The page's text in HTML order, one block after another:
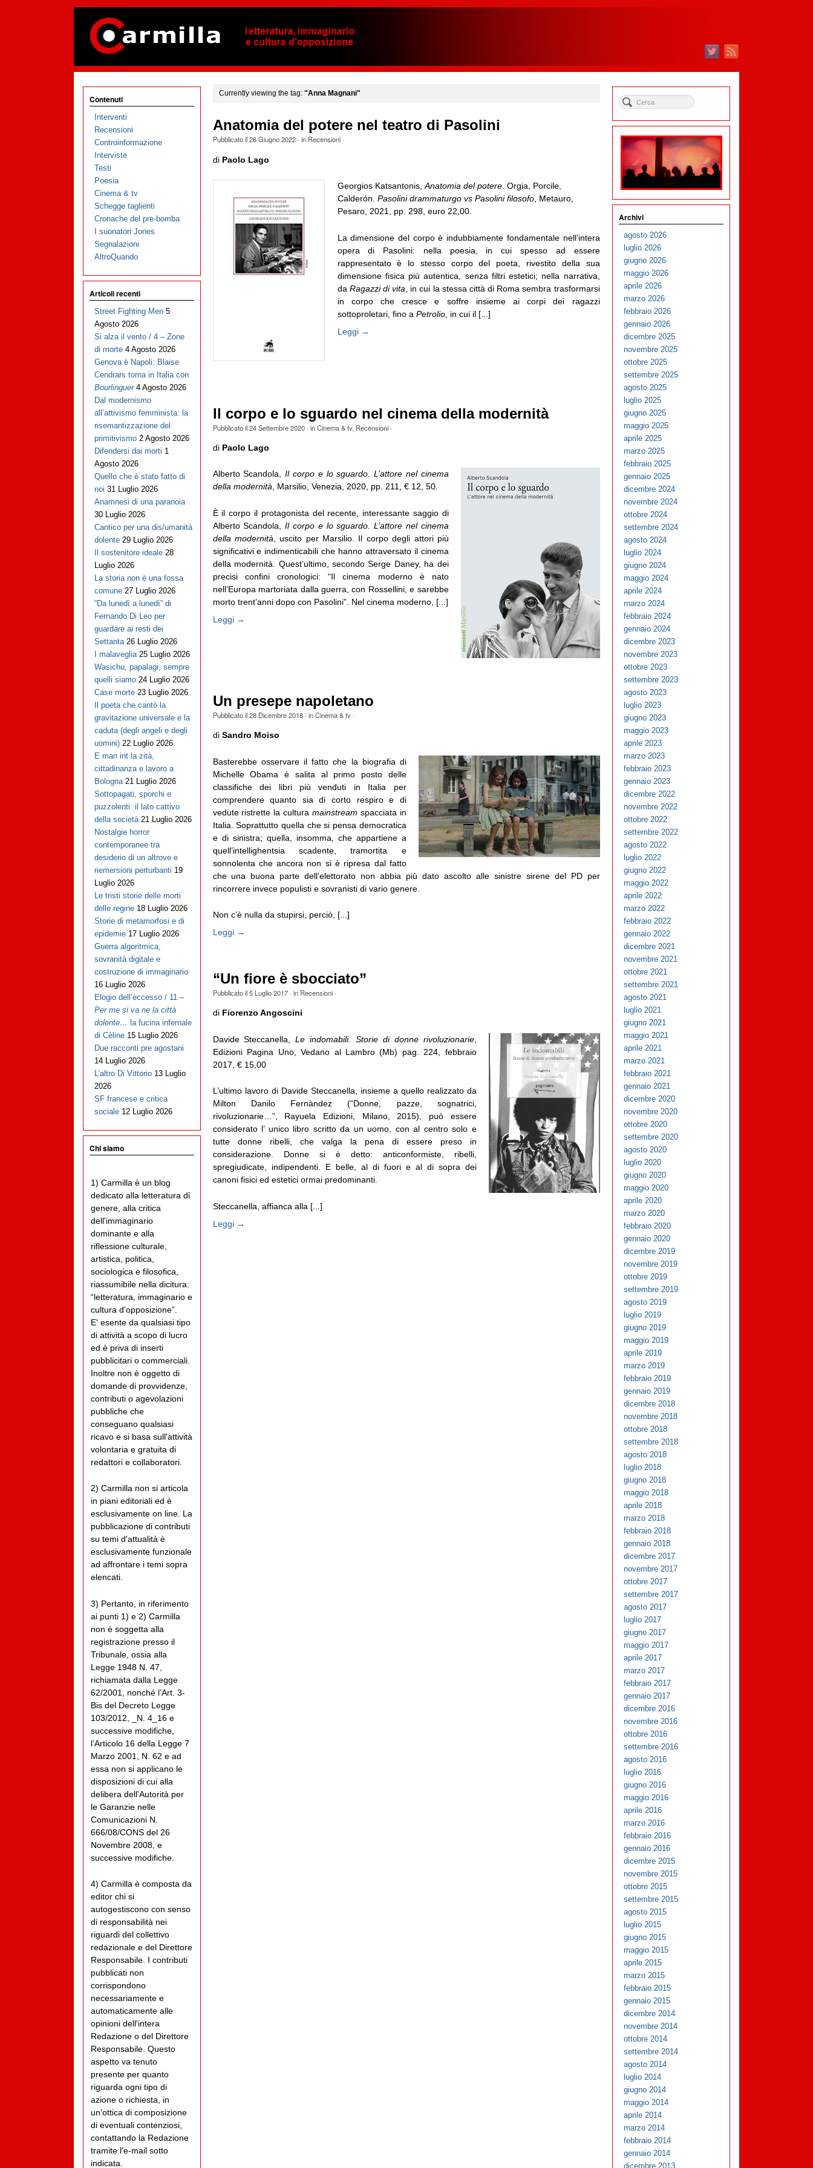
Currently viewing the tag: "Anna Magnani"
Anatomia del potere nel teatro di Pasolini
Pubblicato il26 Giugno 2022· in Recensioni·
di Paolo Lago
Georgios Katsantonis, Anatomia del potere. Orgia, Porcile,
Calderón. Pasolini drammaturgo vs Pasolini filosofo, Metauro,
Pesaro, 2021, pp. 298, euro 22,00.
La dimensione del corpo è indubbiamente fondamentale nell’intera
opera di Pasolini: nella poesia, in cui spesso ad essere
rappresentato è lo stesso corpo del poeta, rivestito della sua
dimensione fisica più autentica, senza filtri estetici; nella narrativa,
da Ragazzi di vita , in cui la stessa città di Roma sembra trasformarsi
in corpo che cresce e soffre insieme ai corpi dei ragazzi
sottoproletari, fino a Petrolio, in cui il [...]
Leggi →
Il corpo e lo sguardo nel cinema della modernità
Pubblicato il24 Settembre 2020· inCinema & tv, Recensioni·
di Paolo Lago
Alberto Scandola, Il corpo e lo sguardo. L’attore nel cinema
della modernità, Marsilio, Venezia, 2020, pp. 211, € 12, 50.
È il corpo il protagonista del recente, interessante saggio di
Alberto Scandola,Il corpo e lo sguardo. L’attore nel cinema
della modernità , uscito per Marsilio. Il corpo degli attori più
significativi e indimenticabili che hanno attraversato il cinema
della modernità. Quest’ultimo, secondo Serge Daney, ha dei
precisi confini cronologici: “Il cinema moderno è nato
nell’Europa martoriata dalla guerra, con Rossellini, e sarebbe
morto trent’anni dopo con Pasolini”. Nel cinema moderno, [...]
Leggi →
Un presepe napoletano
Pubblicato il28 Dicembre 2018· inCinema & tv·
di Sandro Moiso
Basterebbe osservare il fatto che la biografia di
Michelle Obama è salita al primo posto delle
classifiche dei libri più venduti in Italia per
comprendere quanto sia di corto respiro e di
vedute ristrette la culturamainstream spacciata in
Italia. Soprattutto quella che si pensa democratica
e di sinistra; quella, insomma, che appartiene a
quell’intellighentsia scadente, tramortita e
sonnolenta che ancora non si è ripresa dal fatto
che una buona parte dell’elettorato non abbia più dato ascolto alle sinistre sirene del PD per
rincorrere invece populisti e sovranisti di vario genere.
Non c’è nulla da stupirsi, perciò, [...]
Leggi →
“Un fiore è sbocciato”
Pubblicato il5 Luglio 2017· in Recensioni·
di Fiorenzo Angoscini
Davide Steccanella,Le indomabili. Storie di donne rivoluzionarie,
Edizioni Pagina Uno, Vedano al Lambro (Mb) pag. 224, febbraio
2017, € 15,00
L’ultimo lavoro di Davide Steccanella, insieme a quello realizzato da
Milton Danilo Fernàndez (“Donne, pazze, sognatrici,
rivoluzionarie…”, Rayuela Edizioni, Milano, 2015), può essere
considerato l’ unico libro scritto da un uomo, con al centro solo e
tutte donne ribelli, che valga la pena di essere preso in
considerazione. Donne si è detto: anticonformiste, ribelli,
spregiudicate, indipendenti. E belle, al di fuori e al di sopra dei
canoni fisici ed estetici ormai predominanti.
Steccanella, affianca alla [...]
Leggi →
Contenuti
Interventi
Recensioni
Controinformazione
Interviste
Testi
Poesia
Cinema & tv
Schegge taglienti
Cronache del pre-bomba
I suonatori Jones
Segnalazioni
AltroQuando
Articoli recenti
Street Fighting Men 5
Agosto 2026
Si alza il vento / 4 – Zone
di morte 4 Agosto 2026
Genova è Napoli: Blaise
Cendrars torna in Italia con
Bourlinguer 4 Agosto 2026
Dal modernismo
all’attivismo femminista: la
risemantizzazione del
primitivismo 2 Agosto 2026
Difendersi dai morti 1
Agosto 2026
Quello che è stato fatto di
noi 31 Luglio 2026
Anamnesi di una paranoia
30 Luglio 2026
Cantico per una dis/umanità
dolente 29 Luglio 2026
Il sostenitore ideale 28
Luglio 2026
La storia non è una fossa
comune 27 Luglio 2026
“Da lunedì a lunedì” di
Fernando Di Leo per
guardare ai resti dei
Settanta 26 Luglio 2026
I malaveglia 25 Luglio 2026
Wasichu, papalagi, sempre
quelli siamo 24 Luglio 2026
Case morte 23 Luglio 2026
Il poeta che cantò la
gravitazione universale e la
caduta (degli angeli e degli
uomini) 22 Luglio 2026
E man int la zità,
cittadinanza e lavoro a
Bologna 21 Luglio 2026
Sottopagati, sporchi e
puzzolenti: il lato cattivo
della società 21 Luglio 2026
Nostalgie horror
contemporanee tra
desiderio di un altrove e
riemersioni perturbanti 19
Luglio 2026
Le tristi storie delle morti
delle regine 18 Luglio 2026
Storie di metamorfosi e di
epidemie 17 Luglio 2026
Guerra algoritmica,
sovranità digitale e
costruzione di immaginario
16 Luglio 2026
Elogio dell’eccesso / 11 –
Per me si va ne la città
dolente… la fucina infernale
di Cèline 15 Luglio 2026
Due racconti pre agostani
14 Luglio 2026
L’altro Di Vittorio 13 Luglio
2026
SF francese e critica
sociale 12 Luglio 2026
Chi siamo
1) Carmilla è un blog
dedicato alla letteratura di
genere, alla critica
dell'immaginario
dominante e alla
riflessione culturale,
artistica, politica,
sociologica e filosofica,
riassumibile nella dicitura:
“letteratura, immaginario e
cultura d'opposizione”.
E' esente da qualsiasi tipo
di attività a scopo di lucro
ed è priva di inserti
pubblicitari o commerciali.
Inoltre non è oggetto di
domande di provvidenze,
contributi o agevolazioni
pubbliche che
conseguano qualsiasi
ricavo e si basa sull'attività
volontaria e gratuita di
redattori e collaboratori.
2) Carmilla non si articola
in piani editoriali ed è
esclusivamente on line. La
pubblicazione di contributi
su temi d'attualità è
esclusivamente funzionale
ad affrontare i temi sopra
elencati.
3) Pertanto, in riferimento
ai punti 1) e 2) Carmilla
non è soggetta alla
registrazione presso il
Tribunale, ossia alla
Legge 1948 N. 47,
richiamata dalla Legge
62/2001, nonché l’Art. 3-
Bis del Decreto Legge
103/2012, _N. 4_16 e
successive modifiche,
l’Articolo 16 della Legge 7
Marzo 2001, N. 62 e ad
essa non si applicano le
disposizioni di cui alla
delibera dell'Autorità per
le Garanzie nelle
Comunicazioni N.
666/08/CONS del 26
Novembre 2008, e
successive modifiche.
4) Carmilla è composta da
editor chi si
autogestiscono con senso
di responsabilità nei
riguardi del collettivo
redazionale e del Direttore
Responsabile. I contributi
pubblicati non
corrispondono
necessariamente e
automaticamente alle
opinioni dell'intera
Redazione o del Direttore
Responsabile. Questo
aspetto va tenuto
presente per quanto
riguarda ogni tipo di
azione o richiesta, in
un'ottica di composizione
di eventuali contenziosi,
contattando la Redazione
tramite l'e-mail sotto
indicata.
Archivi
agosto 2026
luglio 2026
giugno 2026
maggio 2026
aprile 2026
marzo 2026
febbraio 2026
gennaio 2026
dicembre 2025
novembre 2025
ottobre 2025
settembre 2025
agosto 2025
luglio 2025
giugno 2025
maggio 2025
aprile 2025
marzo 2025
febbraio 2025
gennaio 2025
dicembre 2024
novembre 2024
ottobre 2024
settembre 2024
agosto 2024
luglio 2024
giugno 2024
maggio 2024
aprile 2024
marzo 2024
febbraio 2024
gennaio 2024
dicembre 2023
novembre 2023
ottobre 2023
settembre 2023
agosto 2023
luglio 2023
giugno 2023
maggio 2023
aprile 2023
marzo 2023
febbraio 2023
gennaio 2023
dicembre 2022
novembre 2022
ottobre 2022
settembre 2022
agosto 2022
luglio 2022
giugno 2022
maggio 2022
aprile 2022
marzo 2022
febbraio 2022
gennaio 2022
dicembre 2021
novembre 2021
ottobre 2021
settembre 2021
agosto 2021
luglio 2021
giugno 2021
maggio 2021
aprile 2021
marzo 2021
febbraio 2021
gennaio 2021
dicembre 2020
novembre 2020
ottobre 2020
settembre 2020
agosto 2020
luglio 2020
giugno 2020
maggio 2020
aprile 2020
marzo 2020
febbraio 2020
gennaio 2020
dicembre 2019
novembre 2019
ottobre 2019
settembre 2019
agosto 2019
luglio 2019
giugno 2019
maggio 2019
aprile 2019
marzo 2019
febbraio 2019
gennaio 2019
dicembre 2018
novembre 2018
ottobre 2018
settembre 2018
agosto 2018
luglio 2018
giugno 2018
maggio 2018
aprile 2018
marzo 2018
febbraio 2018
gennaio 2018
dicembre 2017
novembre 2017
ottobre 2017
settembre 2017
agosto 2017
luglio 2017
giugno 2017
maggio 2017
aprile 2017
marzo 2017
febbraio 2017
gennaio 2017
dicembre 2016
novembre 2016
ottobre 2016
settembre 2016
agosto 2016
luglio 2016
giugno 2016
maggio 2016
aprile 2016
marzo 2016
febbraio 2016
gennaio 2016
dicembre 2015
novembre 2015
ottobre 2015
settembre 2015
agosto 2015
luglio 2015
giugno 2015
maggio 2015
aprile 2015
marzo 2015
febbraio 2015
gennaio 2015
dicembre 2014
novembre 2014
ottobre 2014
settembre 2014
agosto 2014
luglio 2014
giugno 2014
maggio 2014
aprile 2014
marzo 2014
febbraio 2014
gennaio 2014
dicembre 2013